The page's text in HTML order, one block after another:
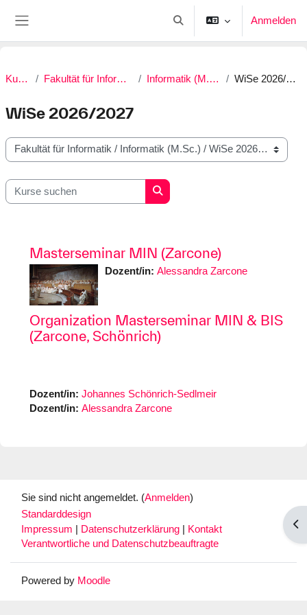
Sucheingabe umschalten
Anmelden
Kurse Fakultät für Informatik Informatik (M.Sc.) WiSe 2026/2027
WiSe 2026/2027
Kursbereiche
Kurse suchen
Kurse suchen
Masterseminar MIN (Zarcone)
Dozent/in: Alessandra Zarcone
Organization Masterseminar MIN & BIS
(Zarcone, Schönrich)
Dozent/in: Johannes Schönrich-Sedlmeir
Dozent/in: Alessandra Zarcone
Sie sind nicht angemeldet. (Anmelden)
Standarddesign
Impressum
Datenschutzerklärung
Kontakt
Verantwortliche und Datenschutzbeauftragte
Powered by Moodle